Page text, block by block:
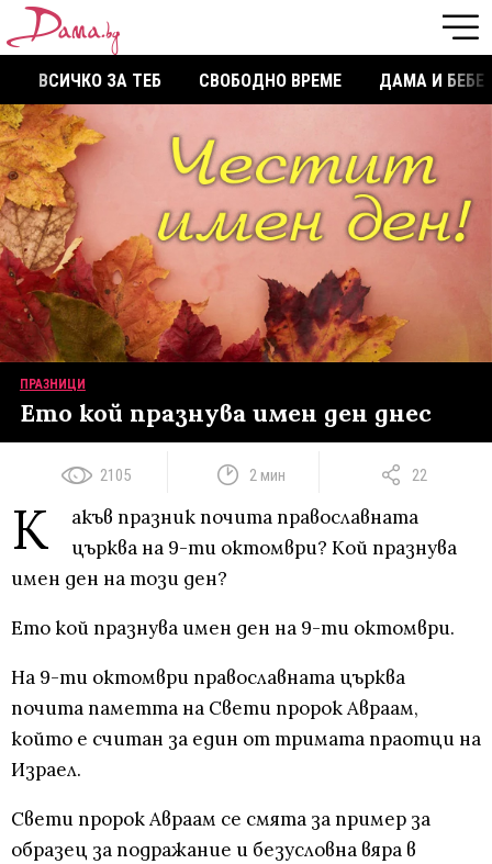
ВСИЧКО ЗА ТЕБ СВОБОДНО ВРЕМЕ ДАМА И БЕБЕ
ПРАЗНИЦИ
Ето кой празнува имен ден днес
2105 2 мин 22
К
акъв празник почита православната
църква на 9-ти октомври? Кой празнува
имен ден на този ден?
Ето кой празнува имен ден на 9-ти октомври.
На 9-ти октомври православната църква
почита паметта на Свети пророк Авраам,
който е считан за един от тримата праотци на
Израел.
Свети пророк Авраам се смята за пример за
образец за подражание и безусловна вяра в